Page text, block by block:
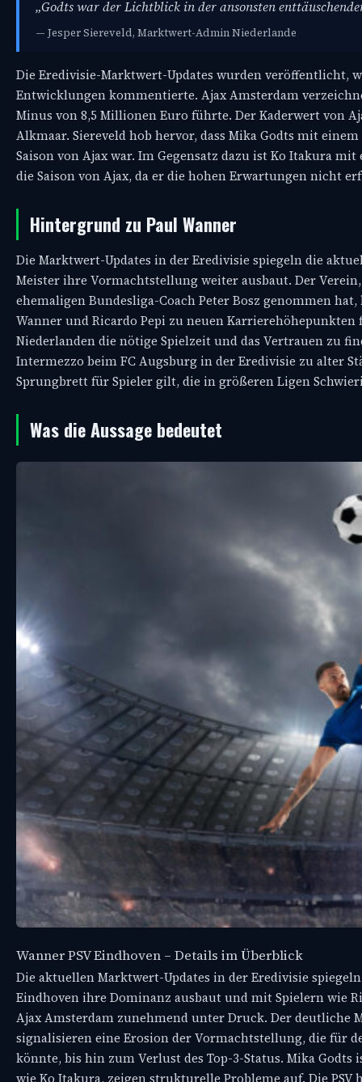
„Godts war der Lichtblick in der ansonsten
— Jesper Siereveld, Marktwert-Admin Niederlande
Die Eredivisie-Marktwert-Updates wurden veröffentlicht,
Entwicklungen kommentierte. Ajax Amsterdam
Minus von 8,5 Millionen Euro führte. Der Kaderwert von
Alkmaar. Siereveld hob hervor, dass Mika Godts mit
Saison von Ajax war. Im Gegensatz dazu ist Ko Itakura
die Saison von Ajax, da er die hohen Erwartungen nicht
Hintergrund zu Paul Wanner
Die Marktwert-Updates in der Eredivisie spiegeln die
Meister ihre Vormachtstellung weiter ausbaut. Der
ehemaligen Bundesliga-Coach Peter Bosz genommen
Wanner und Ricardo Pepi zu neuen
Niederlanden die nötige Spielzeit und das Vertrauen zu
Intermezzo beim FC Augsburg in der Eredivisie zu alter
Sprungbrett für Spieler gilt, die in größeren Ligen
Was die Aussage bedeutet
Wanner PSV Eindhoven – Details im Überblick
Die aktuellen Marktwert-Updates in der Eredivisie
Eindhoven ihre Dominanz ausbaut und mit Spielern wie
Ajax Amsterdam zunehmend unter Druck. Der deutliche
signalisieren eine Erosion der Vormachtstellung, die für
könnte, bis hin zum Verlust des Top-3-Status. Mika
wie Ko Itakura, zeigen strukturelle Probleme auf. Die